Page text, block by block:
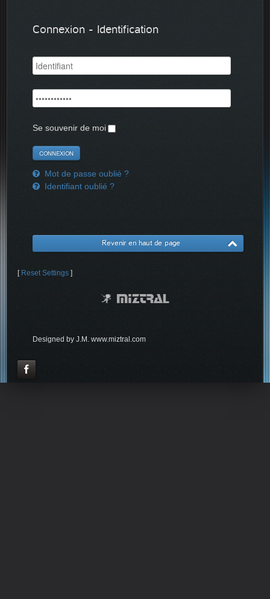
Connexion - Identification
Se souvenir de moi
Mot de passe oublié ?
Identifiant oublié ?
Revenir en haut de page
[ Reset Settings ]
Designed by J.M. www.miztral.com